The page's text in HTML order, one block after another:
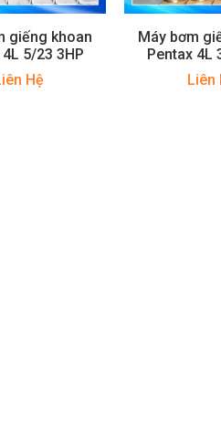
giếng khoan
4L 5/23 3HP
Hệ
Máy bơm
Pentax 4L
Liên